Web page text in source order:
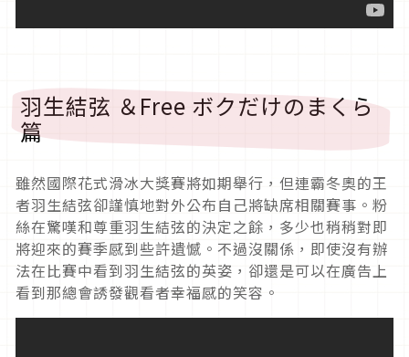
羽生結弦 ＆Free ボクだけのまくら
篇
雖然國際花式滑冰大獎賽將如期舉行，但連霸冬奧的王
者羽生結弦卻謹慎地對外公布自己將缺席相關賽事。粉
絲在驚嘆和尊重羽生結弦的決定之餘，多少也稍稍對即
將迎來的賽季感到些許遺憾。不過沒關係，即使沒有辦
法在比賽中看到羽生結弦的英姿，卻還是可以在廣告上
看到那總會誘發觀看者幸福感的笑容。